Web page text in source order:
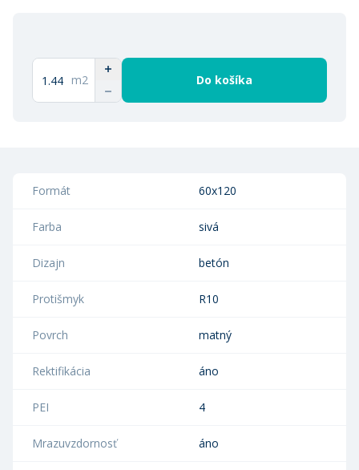
m2 Do košíka
Formát 60x120
Farba sivá
Dizajn betón
Protišmyk R10
Povrch matný
Rektifikácia áno
PEI 4
Mrazuvzdornosť áno